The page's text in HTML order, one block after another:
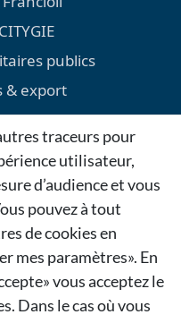
publics
& export
Salon Espace Public
traceurs pour
utilisateur,
d’audience et vous
pouvez à tout
de cookies en
mes paramètres». En
vous acceptez le
Dans le cas où vous